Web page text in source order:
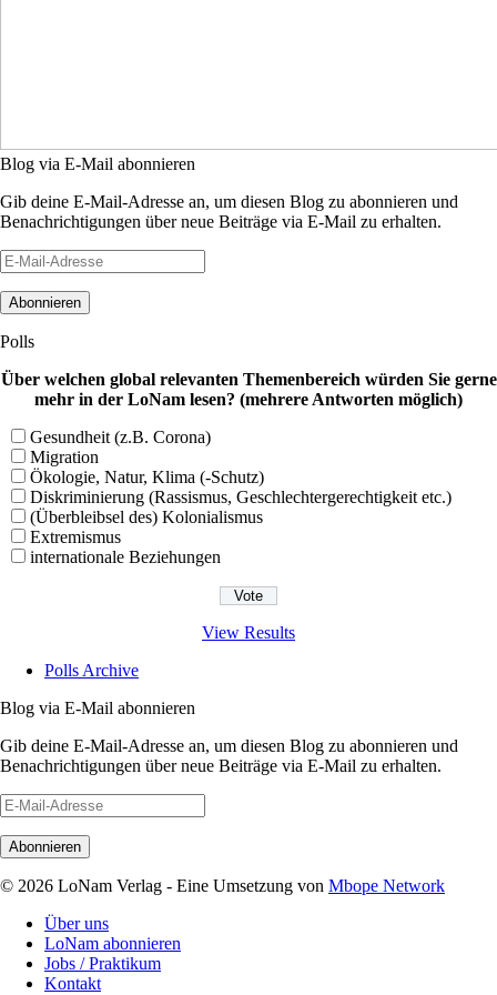
Blog via E-Mail abonnieren
Gib deine E-Mail-Adresse an, um diesen Blog zu abonnieren und
Benachrichtigungen über neue Beiträge via E-Mail zu erhalten.
E-
Mail-
Adresse
Polls
Über welchen global relevanten Themenbereich würden Sie gerne
mehr in der LoNam lesen? (mehrere Antworten möglich)
Gesundheit (z.B. Corona)
Migration
Ökologie, Natur, Klima (-Schutz)
Diskriminierung (Rassismus, Geschlechtergerechtigkeit etc.)
(Überbleibsel des) Kolonialismus
Extremismus
internationale Beziehungen
View Results
Polls Archive
Blog via E-Mail abonnieren
Gib deine E-Mail-Adresse an, um diesen Blog zu abonnieren und
Benachrichtigungen über neue Beiträge via E-Mail zu erhalten.
E-
Mail-
Adresse
© 2026 LoNam Verlag - Eine Umsetzung von Mbope Network
Über uns
LoNam abonnieren
Jobs / Praktikum
Kontakt